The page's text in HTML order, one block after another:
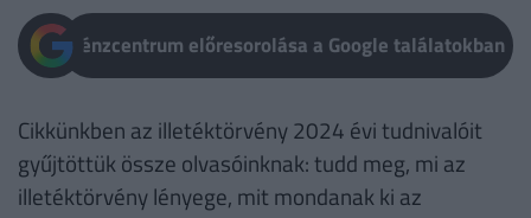
Pénzcentrum előresorolása a Google találatokban
Cikkünkben az illetéktörvény 2024 évi tudnivalóit
gyűjtöttük össze olvasóinknak: tudd meg, mi az
illetéktörvény lényege, mit mondanak ki az